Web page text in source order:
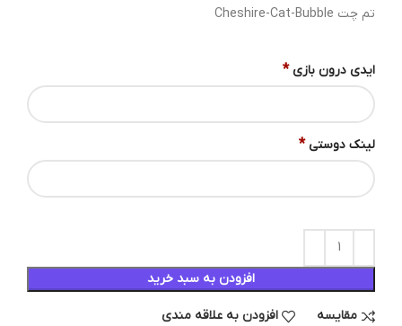
تم چت Cheshire-Cat-Bubble
ایدی درون بازی *
لینک دوستی *
افزودن به سبد خرید
مقایسه افزودن به علاقه مندی